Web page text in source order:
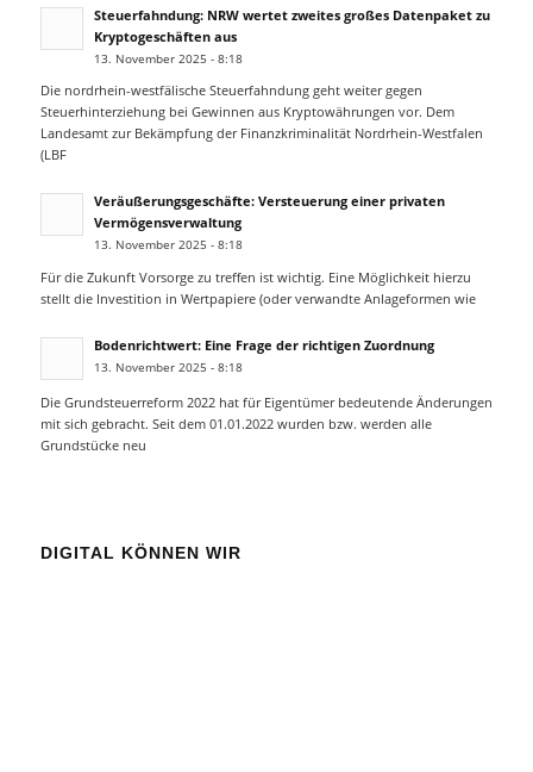
Steuerfahndung: NRW wertet zweites großes Datenpaket zu
Kryptogeschäften aus
13. November 2025 - 8:18
Die nordrhein-westfälische Steuerfahndung geht weiter gegen
Steuerhinterziehung bei Gewinnen aus Kryptowährungen vor. Dem
Landesamt zur Bekämpfung der Finanzkriminalität Nordrhein-Westfalen
(LBF
Veräußerungsgeschäfte: Versteuerung einer privaten
Vermögensverwaltung
13. November 2025 - 8:18
Für die Zukunft Vorsorge zu treffen ist wichtig. Eine Möglichkeit hierzu
stellt die Investition in Wertpapiere (oder verwandte Anlageformen wie
Bodenrichtwert: Eine Frage der richtigen Zuordnung
13. November 2025 - 8:18
Die Grundsteuerreform 2022 hat für Eigentümer bedeutende Änderungen
mit sich gebracht. Seit dem 01.01.2022 wurden bzw. werden alle
Grundstücke neu
DIGITAL KÖNNEN WIR